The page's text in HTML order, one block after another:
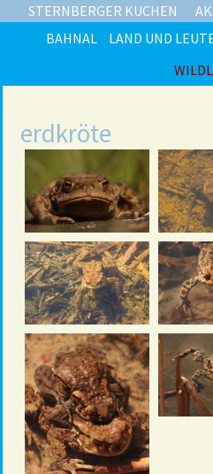
STERNBERGER KUCHEN
BAHNAL
LAND UND
erdkröte